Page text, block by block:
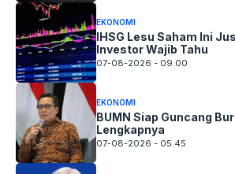
EKONOMI
IHSG Lesu Saham Ini
Investor Wajib Tahu
07-08-2026 - 09.00
EKONOMI
BUMN Siap Guncang
Lengkapnya
07-08-2026 - 05.45